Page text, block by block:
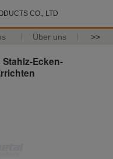
CO., LTD
Über uns >>
Ecken-